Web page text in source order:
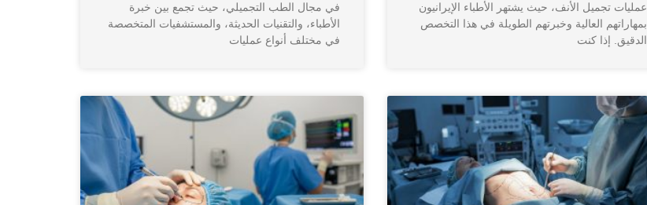
عمليات تجميل الأنف، حيث يشتهر الأطباء الإيرانيون
بمهاراتهم العالية وخبرتهم الطويلة في هذا التخصص
الدقيق. إذا كنت
في مجال الطب التجميلي، حيث تجمع بين خبرة
الأطباء، والتقنيات الحديثة، والمستشفيات المتخصصة
في مختلف أنواع عمليات